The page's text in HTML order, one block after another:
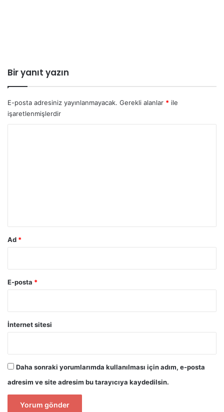
Bir yanıt yazın
E-posta adresiniz yayınlanmayacak. Gerekli alanlar * ile
işaretlenmişlerdir
Ad *
E-posta *
İnternet sitesi
Daha sonraki yorumlarımda kullanılması için adım, e-posta
adresim ve site adresim bu tarayıcıya kaydedilsin.